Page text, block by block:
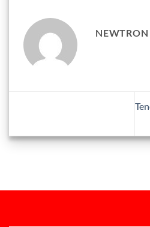
NEWTRON